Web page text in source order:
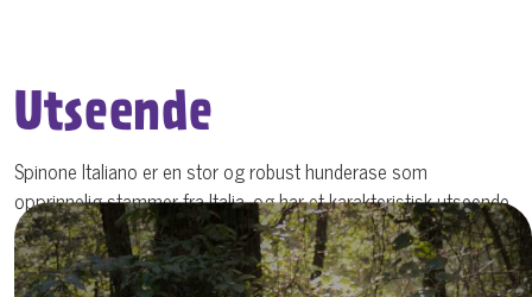
Utseende
Spinone Italiano er en stor og robust hunderase som
opprinnelig stammer fra Italia, og har et karakteristisk utseende
som vitner om dens bruk som jakthund. Denne rasen har en
kraftig og muskuløs kroppsbygning, men uten å virke tung eller
klossete. Spinonen har en firkantet kroppsform der rygglinjen er